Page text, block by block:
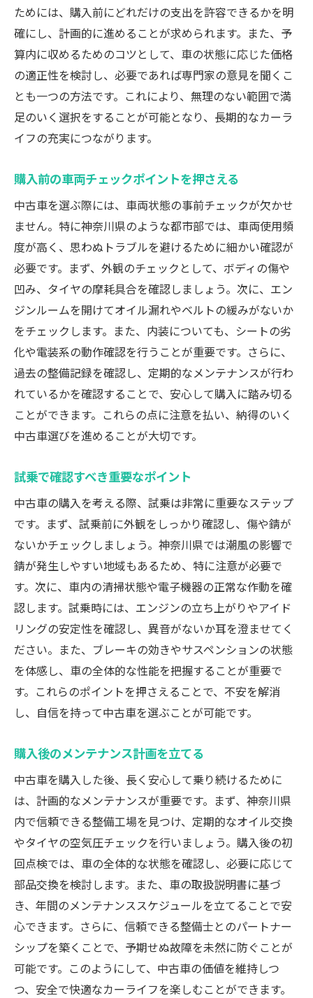
長年の実績を持つ店舗を選ぶ
アフターサービスの質を確認する
店舗の査定基準を理解する
試乗や保証の有無を確認する方法
店舗訪問時にチェックすべきポイント
中古車購入前に知っておくべき費用と税金のポ
イント
車両本体価格以外に必要な諸費用
自動車税や重量税を正確に理解する
保険料の見積もりを事前に取得する
ローン組成時の利率と手数料を比較する
購入後の維持費を計算して予算を組む
中古車特有の減価償却制度を活用する
価格交渉を成功させるための実践的テクニック
事前調査で市場価格を把握する
交渉におけるタイミングの重要性
値引き成功のための準備と心構え
複数の店舗で見積もりを比較する
交渉時に活用できるデータの集め方
神奈川県での中古車購入を豊かにするための知
識
地域の交通事情に適した車種選び
中古車を選ぶ際に考慮すべき環境要因
地元イベントや展示会で得られる情報
神奈川県特有のカーライフスタイルとは
カーシェアリングとの併用で得られる利点
地域コミュニティを活用した情報収集の方
法
中古車デメリットを克服し満足のいくカーライ
フを送る方法
ンス
長く愛車を楽しむための使用方法
中古車購入後の価値を最大化する方法
カスタマイズで満足度を高めるアイデア
中古車購入後のトラブルを回避する手段
安心できるドライブを実現するための保険
選び
ためには、購入前にどれだけの支出を許容できるかを明
確にし、計画的に進めることが求められます。また、予
算内に収めるためのコツとして、車の状態に応じた価格
の適正性を検討し、必要であれば専門家の意見を聞くこ
とも一つの方法です。これにより、無理のない範囲で満
足のいく選択をすることが可能となり、長期的なカーラ
イフの充実につながります。
購入前の車両チェックポイントを押さえる
中古車を選ぶ際には、車両状態の事前チェックが欠かせ
ません。特に神奈川県のような都市部では、車両使用頻
度が高く、思わぬトラブルを避けるために細かい確認が
必要です。まず、外観のチェックとして、ボディの傷や
凹み、タイヤの摩耗具合を確認しましょう。次に、エン
ジンルームを開けてオイル漏れやベルトの緩みがないか
をチェックします。また、内装についても、シートの劣
化や電装系の動作確認を行うことが重要です。さらに、
過去の整備記録を確認し、定期的なメンテナンスが行わ
れているかを確認することで、安心して購入に踏み切る
ことができます。これらの点に注意を払い、納得のいく
中古車選びを進めることが大切です。
試乗で確認すべき重要なポイント
中古車の購入を考える際、試乗は非常に重要なステップ
です。まず、試乗前に外観をしっかり確認し、傷や錆が
ないかチェックしましょう。神奈川県では潮風の影響で
錆が発生しやすい地域もあるため、特に注意が必要で
す。次に、車内の清掃状態や電子機器の正常な作動を確
認します。試乗時には、エンジンの立ち上がりやアイド
リングの安定性を確認し、異音がないか耳を澄ませてく
ださい。また、ブレーキの効きやサスペンションの状態
を体感し、車の全体的な性能を把握することが重要で
す。これらのポイントを押さえることで、不安を解消
し、自信を持って中古車を選ぶことが可能です。
購入後のメンテナンス計画を立てる
中古車を購入した後、長く安心して乗り続けるために
は、計画的なメンテナンスが重要です。まず、神奈川県
内で信頼できる整備工場を見つけ、定期的なオイル交換
やタイヤの空気圧チェックを行いましょう。購入後の初
回点検では、車の全体的な状態を確認し、必要に応じて
部品交換を検討します。また、車の取扱説明書に基づ
き、年間のメンテナンススケジュールを立てることで安
心できます。さらに、信頼できる整備士とのパートナー
シップを築くことで、予期せぬ故障を未然に防ぐことが
可能です。このようにして、中古車の価値を維持しつ
つ、安全で快適なカーライフを楽しむことができます。